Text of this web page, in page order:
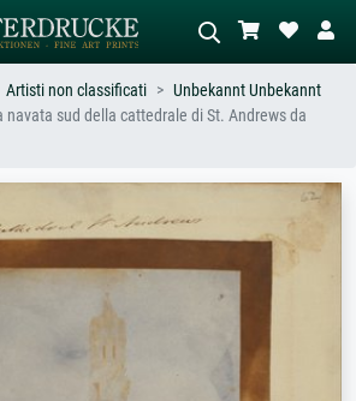
Hokusai,
astratto con molto rosso, dipinto a
olio scuro, nudo in piedi vicino a un
albero.
Artisti non classificati
Unbekannt Unbekannt
navata sud della cattedrale di St. Andrews da